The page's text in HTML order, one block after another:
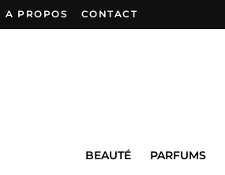
A PROPOS CONTACT
BEAUTÉ PARFUMS